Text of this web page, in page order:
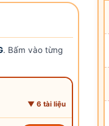
. Bấm vào từng
▼ 6 tài liệu